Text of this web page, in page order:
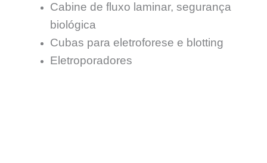
Cabine de fluxo laminar, segurança
biológica
Cubas para eletroforese e blotting
Eletroporadores